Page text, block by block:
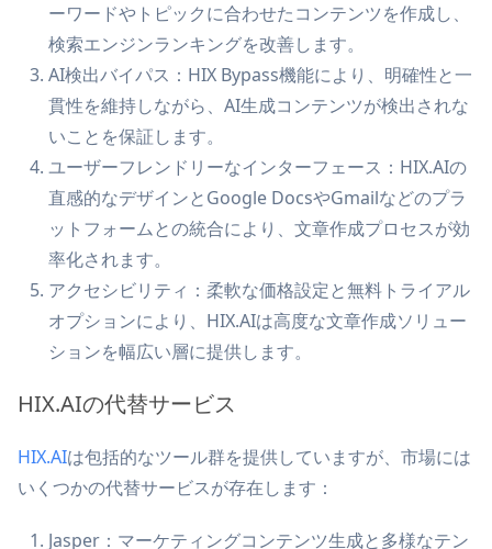
ーワードやトピックに合わせたコンテンツを作成し、
検索エンジンランキングを改善します。
AI検出バイパス：HIX Bypass機能により、明確性と一
貫性を維持しながら、AI生成コンテンツが検出されな
いことを保証します。
ユーザーフレンドリーなインターフェース：HIX.AIの
直感的なデザインとGoogle DocsやGmailなどのプラ
ットフォームとの統合により、文章作成プロセスが効
率化されます。
アクセシビリティ：柔軟な価格設定と無料トライアル
オプションにより、HIX.AIは高度な文章作成ソリュー
ションを幅広い層に提供します。
HIX.AIの代替サービス
HIX.AIは包括的なツール群を提供していますが、市場には
いくつかの代替サービスが存在します：
Jasper：マーケティングコンテンツ生成と多様なテン